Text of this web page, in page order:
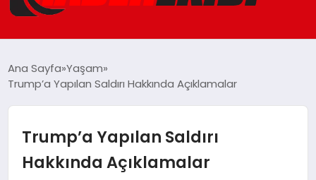
GÜNCEL
EĞITIM
EKONOMI
Ana Sayfa Yaşam
Trump’a Yapılan Saldırı Hakkında Açıklamalar
Trump’a Yapılan Saldırı
Hakkında Açıklamalar